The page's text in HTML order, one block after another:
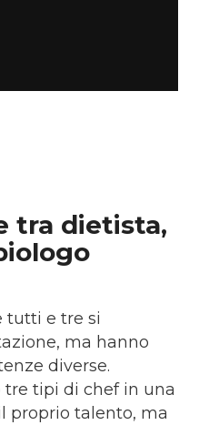
tra dietista,
tutti e tre si
ma hanno
diverse.
tipi di chef in una
proprio talento, ma